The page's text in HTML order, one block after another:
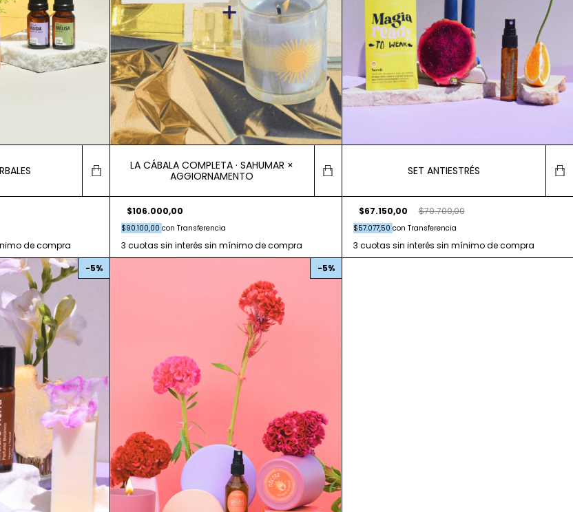
LA CÁBALA COMPLETA · SAHUMAR ×
AGGIORNAMENTO
$106.000,00
$90.100,00 con Transferencia
SET ANTIESTRÉS
$67.150,00 $70.700,00
$57.077,50 con Transferencia
-5% -5%